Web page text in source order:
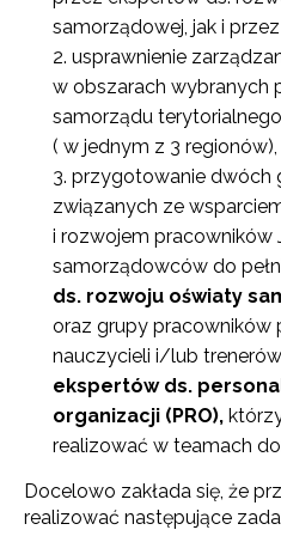
samorządowej, jak i
usprawnienie
w obszarach wybranych
samorządu
( w jednym z 3 regionów),
przygotowanie dwóch
związanych ze
i rozwojem pracowników
samorządowców do
ds. rozwoju oświaty
oraz grupy pracowników
nauczycieli i/lub trenerów
ekspertów ds.
organizacji (PRO),
realizować w teamach
Docelowo zakłada się, że
realizować następujące